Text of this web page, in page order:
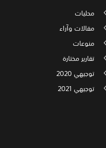
محليات
مقالات وآراء
منوعات
تقارير مختارة
توجيهي 2020
توجيهي 2021